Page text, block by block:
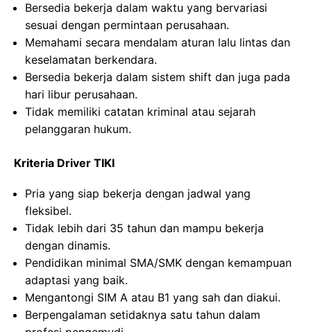
Bersedia bekerja dalam waktu yang bervariasi
sesuai dengan permintaan perusahaan.
Memahami secara mendalam aturan lalu lintas dan
keselamatan berkendara.
Bersedia bekerja dalam sistem shift dan juga pada
hari libur perusahaan.
Tidak memiliki catatan kriminal atau sejarah
pelanggaran hukum.
Kriteria Driver TIKI
Pria yang siap bekerja dengan jadwal yang
fleksibel.
Tidak lebih dari 35 tahun dan mampu bekerja
dengan dinamis.
Pendidikan minimal SMA/SMK dengan kemampuan
adaptasi yang baik.
Mengantongi SIM A atau B1 yang sah dan diakui.
Berpengalaman setidaknya satu tahun dalam